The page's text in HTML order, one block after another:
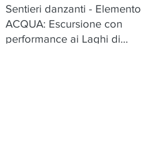
Sentieri danzanti - Elemento
ACQUA: Escursione con
performance ai Laghi di